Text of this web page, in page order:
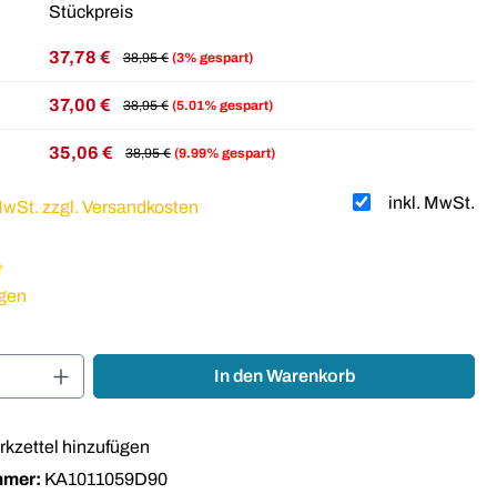
Stückpreis
37,78 € 38,95 € (3% gespart)
37,00 € 38,95 € (5.01% gespart)
35,06 € 38,95 € (9.99% gespart)
inkl. MwSt.
zzgl. Versandkosten
Bewertung von 4.92 von 5 Sternen
Anzahl: Gib den gewünschten Wert ein
In den Warenkorb
hinzufügen
KA1011059D90